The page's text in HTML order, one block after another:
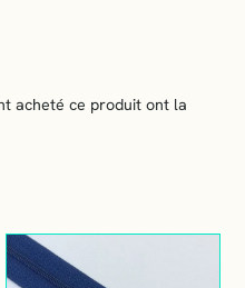
acheté ce produit ont la